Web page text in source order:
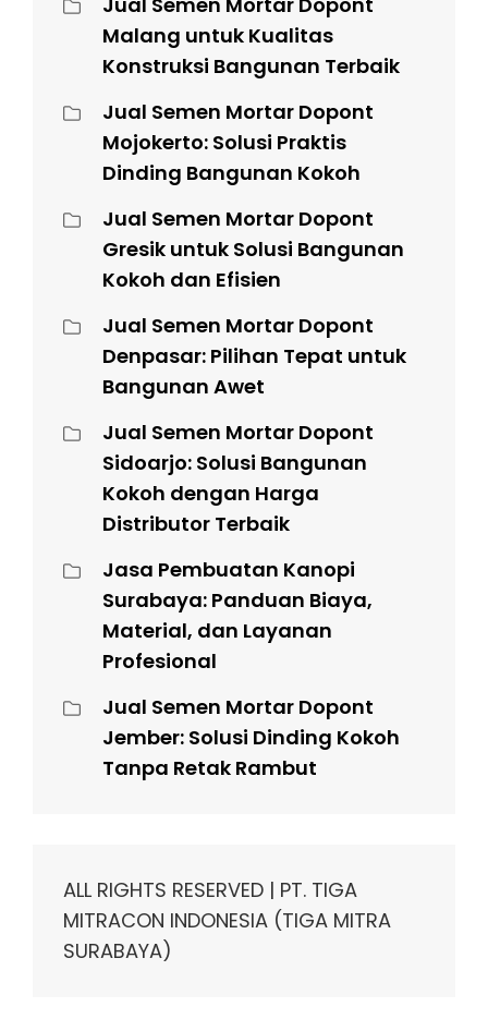
Malang untuk Kualitas
Konstruksi Bangunan Terbaik
Jual Semen Mortar Dopont
Mojokerto: Solusi Praktis
Dinding Bangunan Kokoh
Jual Semen Mortar Dopont
Gresik untuk Solusi Bangunan
Kokoh dan Efisien
Jual Semen Mortar Dopont
Denpasar: Pilihan Tepat untuk
Bangunan Awet
Jual Semen Mortar Dopont
Sidoarjo: Solusi Bangunan
Kokoh dengan Harga
Distributor Terbaik
Jasa Pembuatan Kanopi
Surabaya: Panduan Biaya,
Material, dan Layanan
Profesional
Jual Semen Mortar Dopont
Jember: Solusi Dinding Kokoh
Tanpa Retak Rambut
ALL RIGHTS RESERVED | PT. TIGA
MITRACON INDONESIA (TIGA MITRA
SURABAYA)